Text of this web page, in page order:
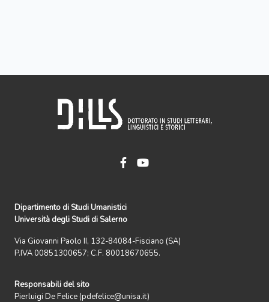
Dipartimento di Studi Umanistici
Università degli Studi di Salerno
Via Giovanni Paolo II, 132-84084-Fisciano (SA)
P.IVA 00851300657; C.F. 80018670655.
Responsabili del sito
Pierluigi De Felice (pdefelice@unisa.it)